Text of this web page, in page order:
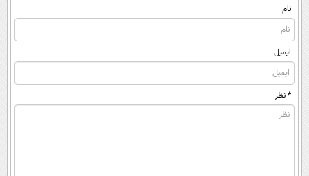
نام
ایمیل
* نظر